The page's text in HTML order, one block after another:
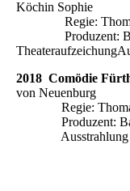
Köchin Sophie
Regie: Thomas
Produzent:
2018 Comödie
von Neuenburg
Regie: Thomas
Produzent:
Ausstrahlung :